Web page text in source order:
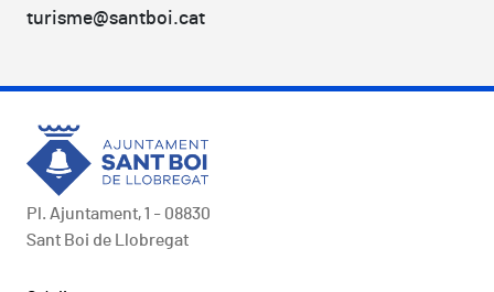
turisme@santboi.cat
Pl. Ajuntament, 1 - 08830
Sant Boi de Llobregat
Peu